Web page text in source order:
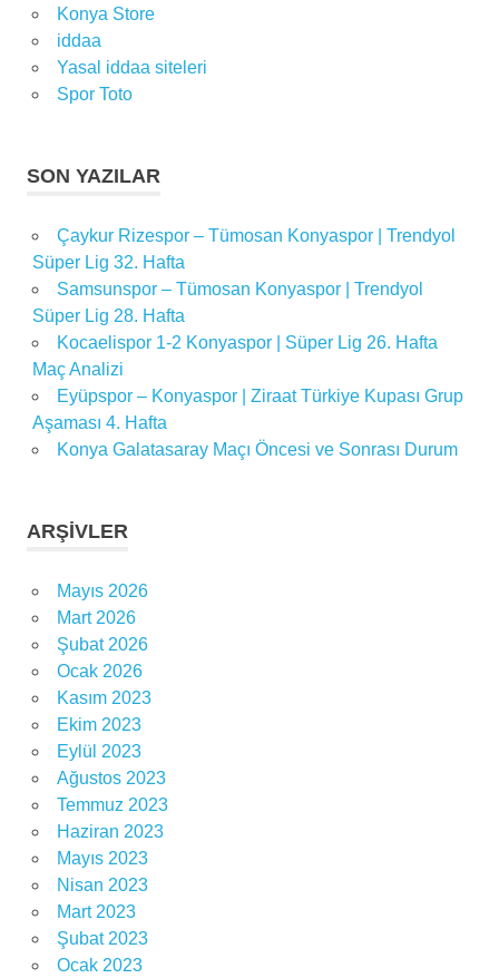
maç
spor
haberleri
süper
lig
maçı
Konya Store
iddaa
Yasal iddaa siteleri
Spor Toto
SON YAZILAR
Çaykur Rizespor – Tümosan Konyaspor | Trendyol
Süper Lig 32. Hafta
Samsunspor – Tümosan Konyaspor | Trendyol
Süper Lig 28. Hafta
Kocaelispor 1-2 Konyaspor | Süper Lig 26. Hafta
Maç Analizi
Eyüpspor – Konyaspor | Ziraat Türkiye Kupası Grup
Aşaması 4. Hafta
Konya Galatasaray Maçı Öncesi ve Sonrası Durum
ARŞIVLER
Mayıs 2026
Mart 2026
Şubat 2026
Ocak 2026
Kasım 2023
Ekim 2023
Eylül 2023
Ağustos 2023
Temmuz 2023
Haziran 2023
Mayıs 2023
Nisan 2023
Mart 2023
Şubat 2023
Ocak 2023